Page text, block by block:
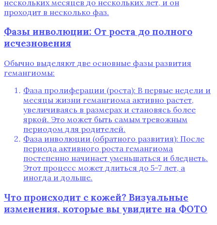
нескольких месяцев до нескольких лет‚ и он
проходит в несколько фаз.
Фазы инволюции: От роста до полного
исчезновения
Обычно выделяют две основные фазы развития
гемангиомы:
Фаза пролиферации (роста): В первые недели и
месяцы жизни гемангиома активно растет‚
увеличиваясь в размерах и становясь более
яркой. Это может быть самым тревожным
периодом для родителей.
Фаза инволюции (обратного развития): После
периода активного роста гемангиома
постепенно начинает уменьшаться и бледнеть.
Этот процесс может длиться до 5-7 лет‚ а
иногда и дольше.
Что происходит с кожей? Визуальные
изменения‚ которые вы увидите на ФОТО